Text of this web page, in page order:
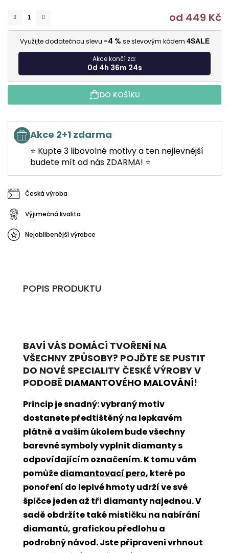
od 449 Kč
Využijte dodatečnou slevu -4 % se slevovým kódem 4SALE
Akce končí za:
0d 4h 36m 23s
DO KOŠÍKU
Akce 2+1 zdarma
⭐ Kupte 3 libovolné motivy a ten nejlevnější
budete mít od nás ZDARMA! ⭐
Česká výroba
Výjimečná kvalita
Nejoblíbenější výrobce
POPIS PRODUKTU
BAVÍ VÁS DOMÁCÍ TVOŘENÍ NA
VŠECHNY ZPŮSOBY? POJĎTE SE PUSTIT
DO NOVÉ SPECIALITY ČESKÉ VÝROBY V
PODOBĚ DIAMANTOVÉHO MALOVÁNÍ!
Princip je snadný: vybraný motiv
dostanete předtištěný na lepkavém
plátně a vašim úkolem bude všechny
barevné symboly vyplnit diamanty s
odpovídajícím označením. K tomu vám
pomůžediamantovací pero, které po
ponoření do lepivé hmoty udrží ve své
špičce jeden až tři diamanty najednou. V
sadě obdržíte také mističku na nabírání
diamantů, grafickou předlohu a
podrobný návod. Jste připraveni vrhnout